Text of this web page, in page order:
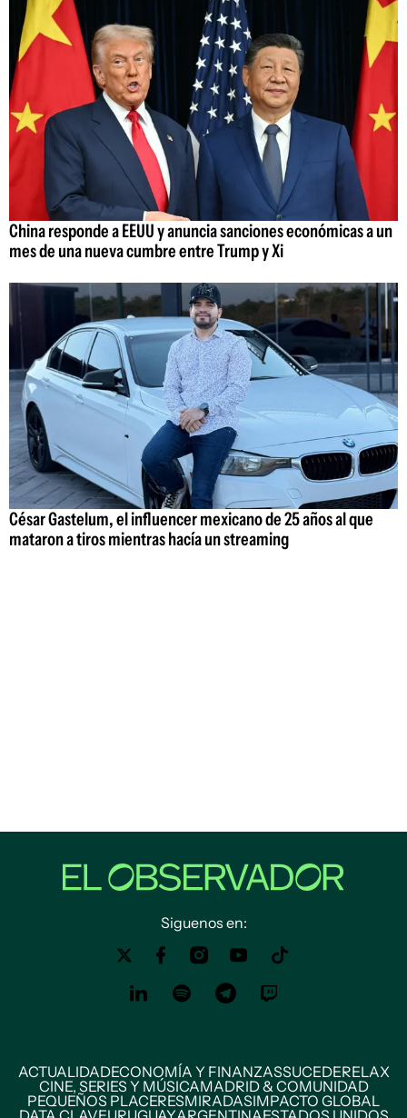
China responde a EEUU y anuncia sanciones económicas a un
mes de una nueva cumbre entre Trump y Xi
César Gastelum, el influencer mexicano de 25 años al que
mataron a tiros mientras hacía un streaming
Siguenos en:
ACTUALIDADECONOMÍA Y FINANZASSUCEDERELAX
CINE, SERIES Y MÚSICAMADRID & COMUNIDAD
PEQUEÑOS PLACERESMIRADASIMPACTO GLOBAL